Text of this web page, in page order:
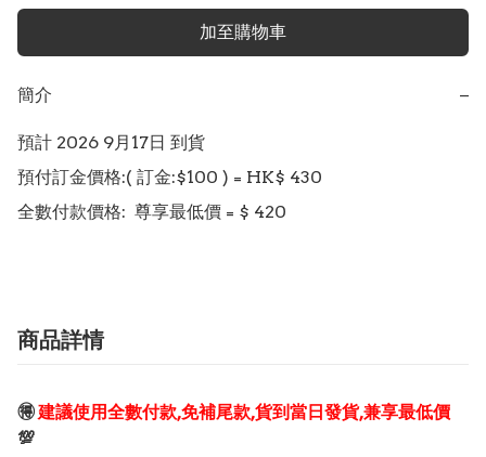
加至購物車
簡介 −
預計 2026 9月17日 到貨
預付訂金價格:( 訂金:$100 ) = HK$ 430
商品詳情
🉐建議使用全數付款,免補尾款,貨到當日發貨,兼享最低價
💯